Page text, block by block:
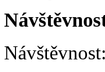
Návštěvnost: